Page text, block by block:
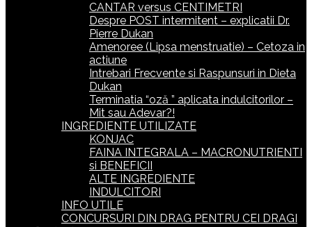
CANTAR versus CENTIMETRI
Despre POST intermitent – explicatii Dr.
Pierre Dukan
Amenoree (Lipsa menstruatie) – Cetoza in
actiune
Intrebari Frecvente si Raspunsuri in Dieta
Dukan
Terminatia “oză ” aplicata indulcitorilor –
Mit sau Adevar?!
INGREDIENTE UTILIZATE
KONJAC
FAINA INTEGRALA – MACRONUTRIENTI
si BENEFICII
ALTE INGREDIENTE
INDULCITORI
INFO UTILE
CONCURSURI DIN DRAG PENTRU CEI DRAGI